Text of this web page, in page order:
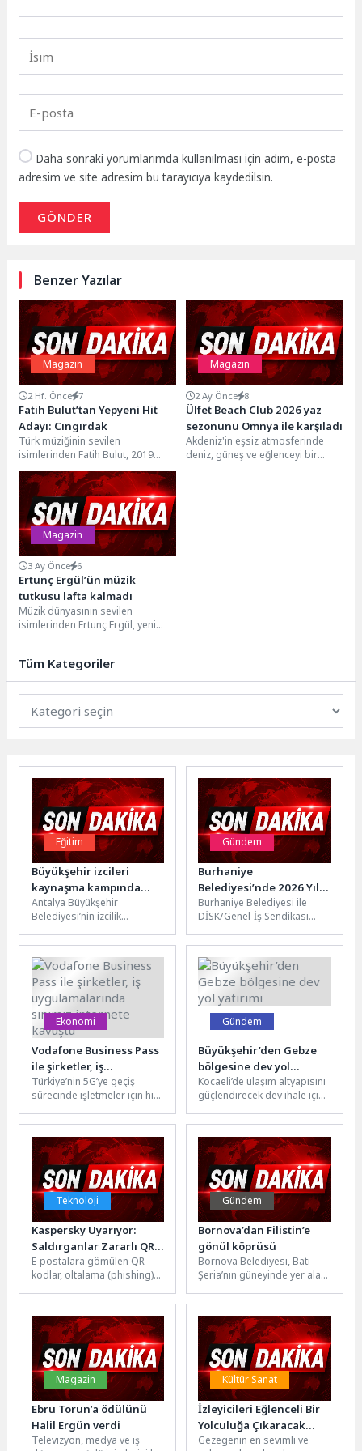
Daha sonraki yorumlarımda kullanılması için adım, e-posta
adresim ve site adresim bu tarayıcıya kaydedilsin.
GÖNDER
Benzer Yazılar
Magazin
2 Hf. Önce 7
Fatih Bulut’tan Yepyeni Hit
Adayı: Cıngırdak
Türk müziğinin sevilen
isimlerinden Fatih Bulut, 2019
yılında yayımladığı "Çok Sevdim
Yalan Oldu" ile kariyerini
bambaşka bir...
Magazin
2 Ay Önce 8
Ülfet Beach Club 2026 yaz
sezonunu Omnya ile karşıladı
Akdeniz'in eşsiz atmosferinde
deniz, güneş ve eğlenceyi bir
Magazin
3 Ay Önce 6
Ertunç Ergül’ün müzik
tutkusu lafta kalmadı
Müzik dünyasının sevilen
isimlerinden Ertunç Ergül, yeni
sundu. Küçük...
Tüm Kategoriler
Eğitim
Büyükşehir izcileri
kaynaşma kampında
buluştu
Antalya Büyükşehir
Belediyesi’nin izcilik
farklı dönem izcileri, Gençlik
Kampı Eğitim Merkezi’nde
düzenlenen kaynaşma...
Gündem
Burhaniye
Belediyesi’nde 2026 Yılı
Toplu İş Sözleşmesi
İmzalandı
Burhaniye Belediyesi ile
DİSK/Genel-İş Sendikası
Toplu İş Sözleşmesi
görüşmeleri tamamlandı.
İmzalanan...
Ekonomi
Vodafone Business Pass
ile şirketler, iş
uygulamalarında
sınırsız internete
kavuştu
Türkiye’nin 5G’ye geçiş
sürecinde işletmeler için hız,
zamankinden daha kritik
hale...
Gündem
Büyükşehir’den Gebze
bölgesine dev yol
yatırımı
Kocaeli’de ulaşım altyapısını
güçlendirecek dev ihale için
Büyükşehir Belediyesi,
Gebze bölgesindeki ilçeleri...
Teknoloji
Kaspersky Uyarıyor:
Saldırganlar Zararlı QR
Kodları Metin
Sembolleriyle
Oluşturuyor
E-postalara gömülen QR
kodlar, oltalama (phishing)
faaliyetlerinde uzun süredir
kullanılan bir yöntem.
Nitekim...
Gündem
Bornova’dan Filistin’e
gönül köprüsü
Bornova Belediyesi, Batı
Şeria’nın güneyinde yer alan
Dura Belediyesi ile...
Magazin
Ebru Torun’a ödülünü
Halil Ergün verdi
Televizyon, medya ve iş
Kültür Sanat
İzleyicileri Eğlenceli Bir
Yolculuğa Çıkaracak
‘Panda Akademisi’, 2
Gezegenin en sevimli ve